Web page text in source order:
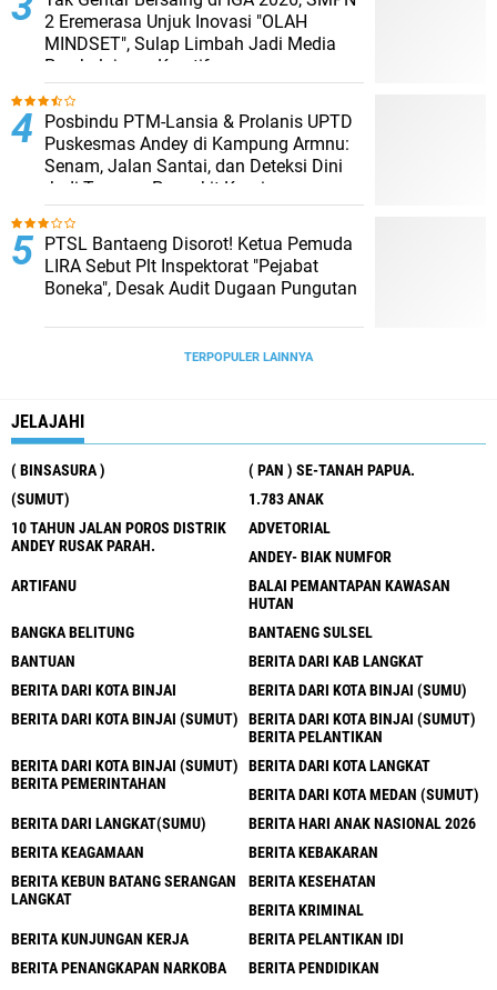
2 Eremerasa Unjuk Inovasi "OLAH
MINDSET", Sulap Limbah Jadi Media
Pembelajaran Kreatif
Posbindu PTM-Lansia & Prolanis UPTD
Puskesmas Andey di Kampung Armnu:
Senam, Jalan Santai, dan Deteksi Dini
Jadi Tameng Penyakit Kronis
PTSL Bantaeng Disorot! Ketua Pemuda
LIRA Sebut Plt Inspektorat "Pejabat
Boneka", Desak Audit Dugaan Pungutan
TERPOPULER LAINNYA
JELAJAHI
( BINSASURA )
( PAN ) SE-TANAH PAPUA.
(SUMUT)
1.783 ANAK
10 TAHUN JALAN POROS DISTRIK
ANDEY RUSAK PARAH.
ADVETORIAL
ANDEY- BIAK NUMFOR
ARTIFANU
BALAI PEMANTAPAN KAWASAN
HUTAN
BANGKA BELITUNG
BANTAENG SULSEL
BANTUAN
BERITA DARI KAB LANGKAT
BERITA DARI KOTA BINJAI
BERITA DARI KOTA BINJAI (SUMU)
BERITA DARI KOTA BINJAI (SUMUT)
BERITA DARI KOTA BINJAI (SUMUT)
BERITA PELANTIKAN
BERITA DARI KOTA BINJAI (SUMUT)
BERITA PEMERINTAHAN
BERITA DARI KOTA LANGKAT
BERITA DARI KOTA MEDAN (SUMUT)
BERITA DARI LANGKAT(SUMU)
BERITA HARI ANAK NASIONAL 2026
BERITA KEAGAMAAN
BERITA KEBAKARAN
BERITA KEBUN BATANG SERANGAN
LANGKAT
BERITA KESEHATAN
BERITA KRIMINAL
BERITA KUNJUNGAN KERJA
BERITA PELANTIKAN IDI
BERITA PENANGKAPAN NARKOBA
BERITA PENDIDIKAN